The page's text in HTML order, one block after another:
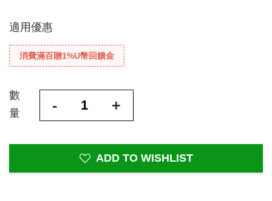
適用優惠
消費滿百贈1%U幣回饋金
數
量
- +
ADD TO WISHLIST